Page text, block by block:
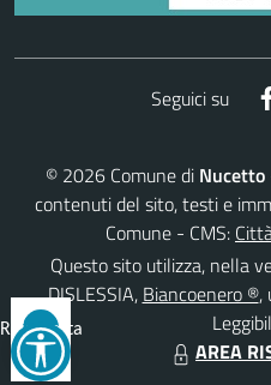
Seguici su
© 2026 Comune di Nucetto
contenuti del sito, testi e
Comune - CMS:
Questo sito utilizza, nella
DISLESSIA, Biancoenero ®,
AREA
Reimposta
tutto